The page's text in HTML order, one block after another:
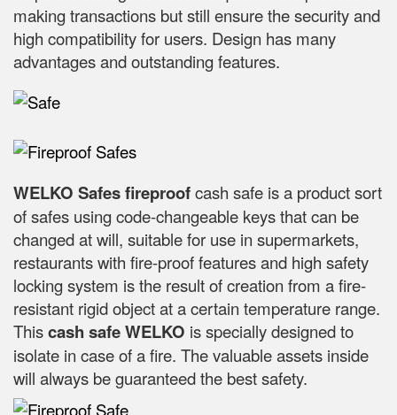
making transactions but still ensure the security and
high compatibility for users. Design has many
advantages and outstanding features.
WELKO Safes fireproofcash safe is a product sort
of safes using code-changeable keys that can be
changed at will, suitable for use in supermarkets,
restaurants with fire-proof features and high safety
locking system is the result of creation from a fire-
resistant rigid object at a certain temperature range.
Thiscash safe WELKO is specially designed to
isolate in case of a fire. The valuable assets inside
will always be guaranteed the best safety.